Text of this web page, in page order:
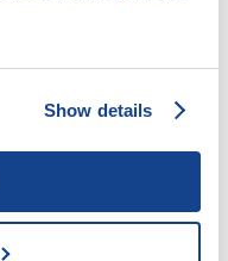
Show details
spolupracují